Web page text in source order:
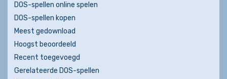
DOS-spellen online spelen
DOS-spellen kopen
Meest gedownload
Hoogst beoordeeld
Recent toegevoegd
Gerelateerde DOS-spellen